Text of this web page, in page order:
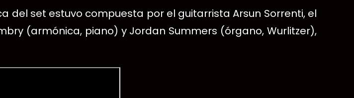
del set estuvo compuesta por el guitarrista Arsun Sorrenti, el
(armónica, piano) y Jordan Summers (órgano, Wurlitzer),